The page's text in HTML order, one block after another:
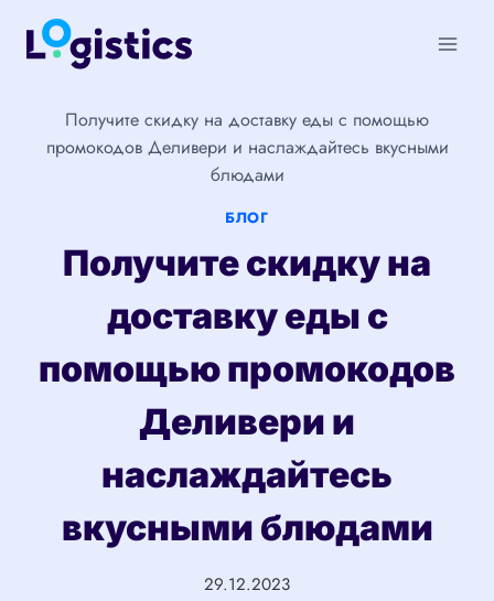
Перейти
Получите скидку на доставку еды с помощью
промокодов Деливери и наслаждайтесь вкусными
блюдами
БЛОГ
Получите скидку на
доставку еды с
помощью промокодов
Деливери и
наслаждайтесь
вкусными блюдами
29.12.2023